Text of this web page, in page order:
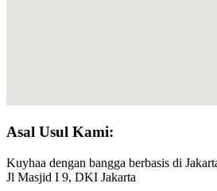
Asal Usul Kami:
Kuyhaa dengan bangga berbasis di
Jl Masjid I 9, DKI Jakarta